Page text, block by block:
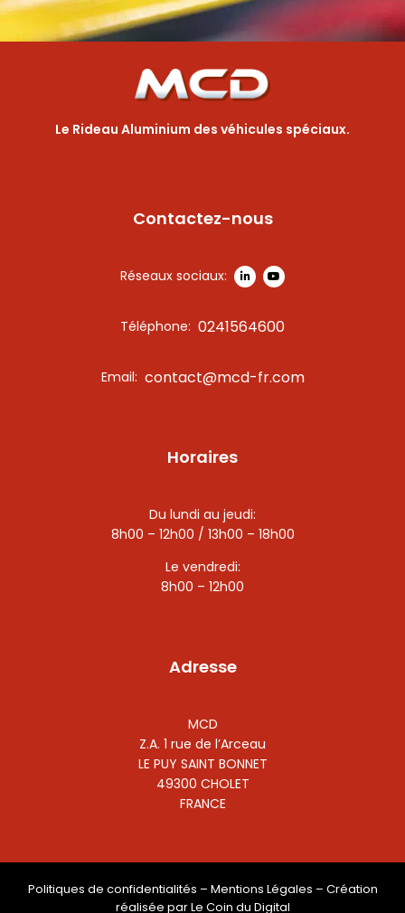
Le Rideau Aluminium des véhicules spéciaux.
Contactez-nous
Réseaux sociaux:
Téléphone: 0241564600
Email: contact@mcd-fr.com
Horaires
Du lundi au jeudi:
8h00 – 12h00 / 13h00 – 18h00
Le vendredi:
8h00 – 12h00
Adresse
MCD
Z.A. 1 rue de l’Arceau
LE PUY SAINT BONNET
49300 CHOLET
FRANCE
Politiques de confidentialités – Mentions Légales – Création
réalisée parLe Coin du Digital